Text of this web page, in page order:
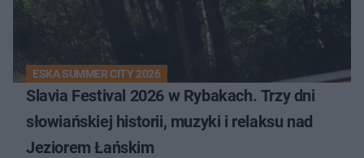
ESKA SUMMER CITY 2026
Slavia Festival 2026 w Rybakach. Trzy dni
słowiańskiej historii, muzyki i relaksu nad
Jeziorem Łańskim